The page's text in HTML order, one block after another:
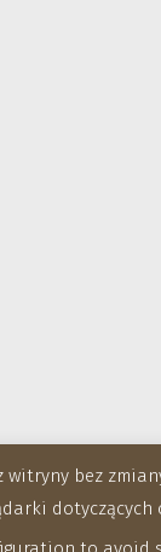
bez